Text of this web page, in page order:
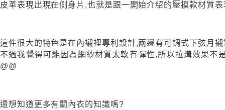
皮革表現出現在側身片,也就是跟一開始介紹的壓模款材質
這件很大的特色是在內襯裡專利設計,兩邊有可調式下弦月
不過我覺得可能因為網紗材質太軟有彈性,所以拉溝效果不
@@
還想知道更多有關內衣的知識嗎?